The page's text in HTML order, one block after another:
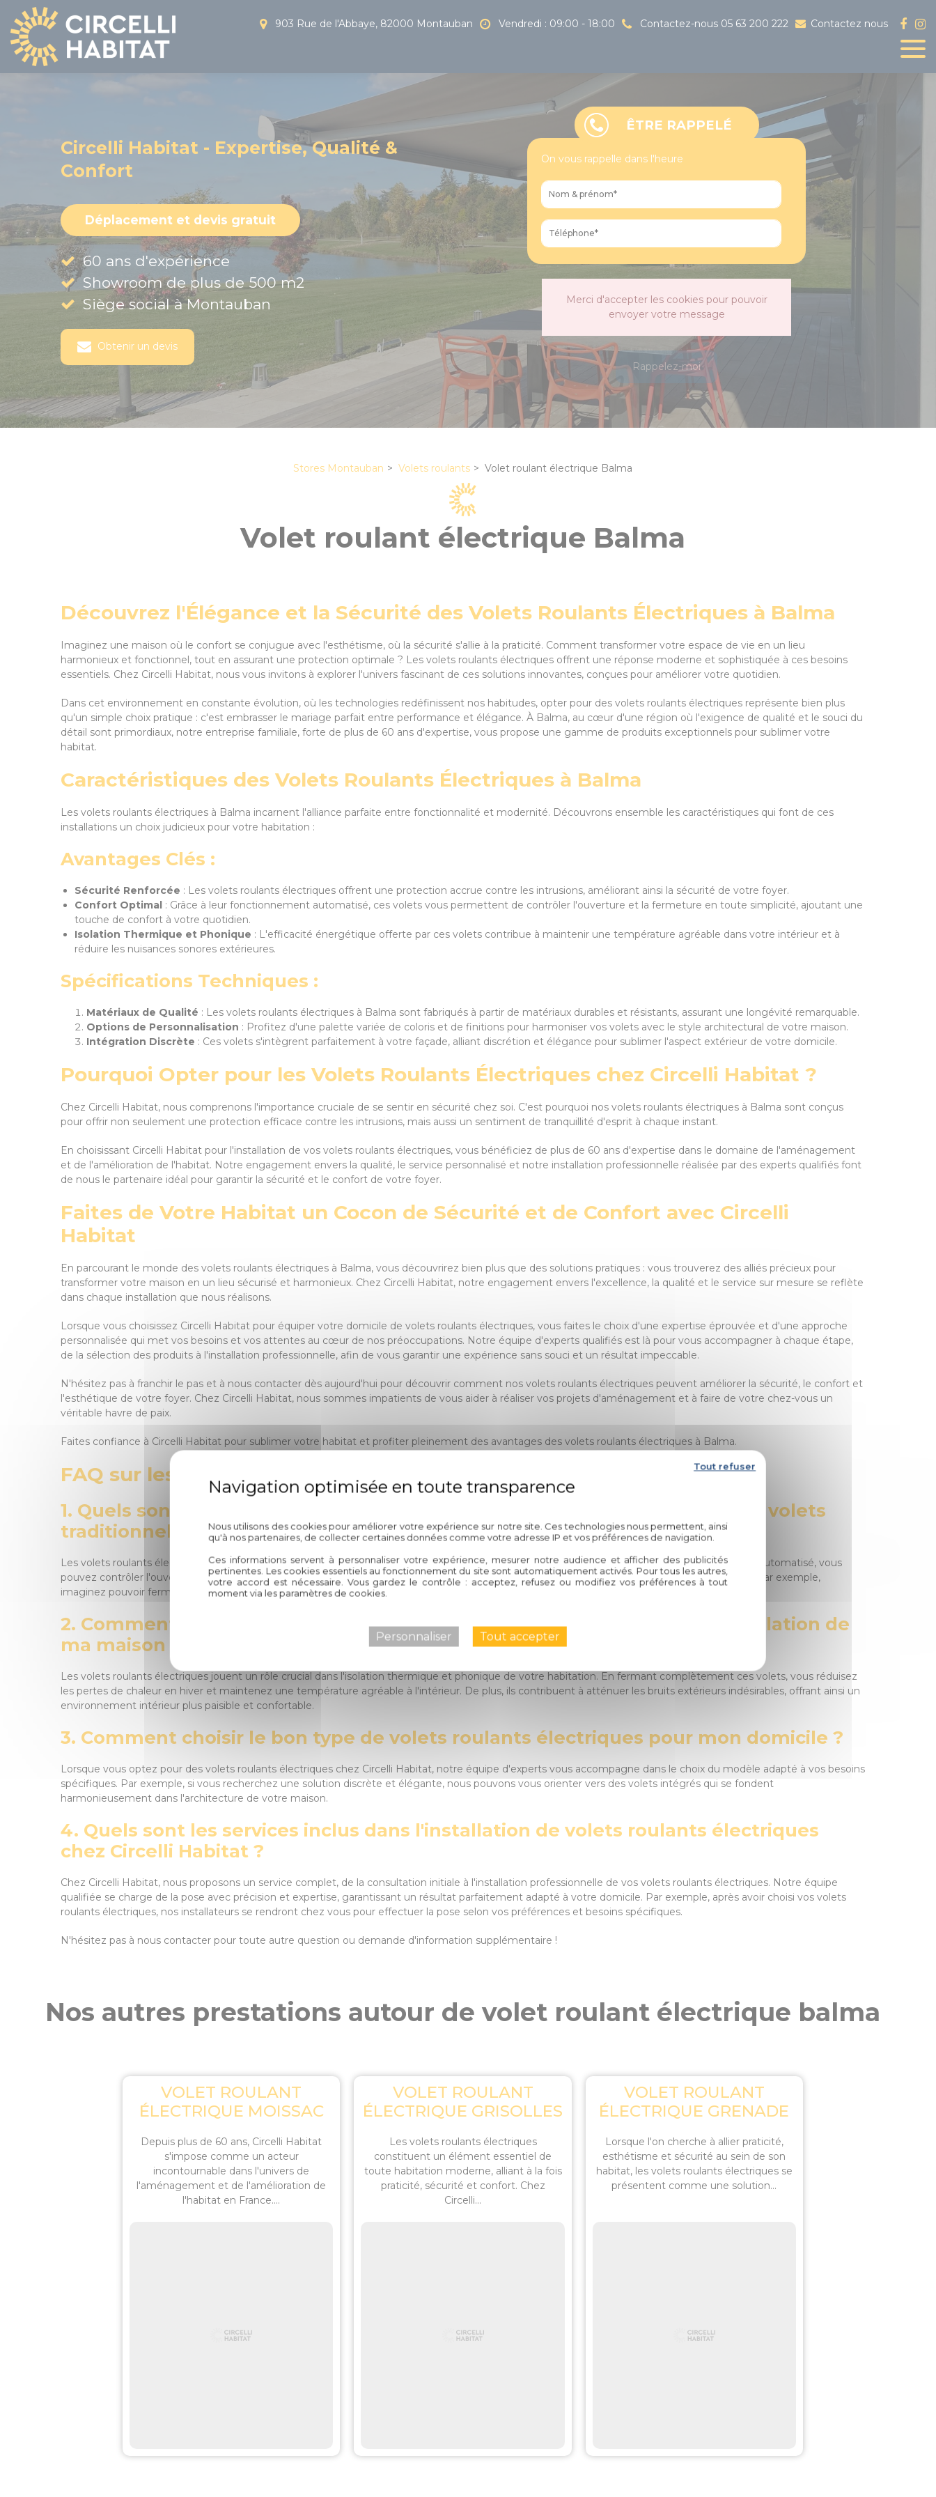
903 Rue de l'Abbaye, 82000 Montauban Vendredi : 09:00 - 18:00 Contactez-nous 05 63 200 222 Contactez nous
Circelli Habitat - Expertise, Qualité &
Confort
Déplacement et devis gratuit
60 ans d'expérience
Showroom de plus de 500 m2
Siège social à Montauban
Obtenir un devis
ÊTRE RAPPELÉ
On vous rappelle dans l'heure
Merci d'accepter les cookies pour pouvoir
envoyer votre message
Rappelez-moi
Stores Montauban Volets roulants Volet roulant électrique Balma
Volet roulant électrique Balma
Découvrez l'Élégance et la Sécurité des Volets Roulants Électriques à Balma
Imaginez une maison où le confort se conjugue avec l'esthétisme, où la sécurité s'allie à la praticité. Comment transformer votre espace de vie en un lieu
harmonieux et fonctionnel, tout en assurant une protection optimale ? Les volets roulants électriques offrent une réponse moderne et sophistiquée à ces besoins
essentiels. Chez Circelli Habitat, nous vous invitons à explorer l'univers fascinant de ces solutions innovantes, conçues pour améliorer votre quotidien.
Dans cet environnement en constante évolution, où les technologies redéfinissent nos habitudes, opter pour des volets roulants électriques représente bien plus
qu'un simple choix pratique : c'est embrasser le mariage parfait entre performance et élégance. À Balma, au cœur d'une région où l'exigence de qualité et le souci du
détail sont primordiaux, notre entreprise familiale, forte de plus de 60 ans d'expertise, vous propose une gamme de produits exceptionnels pour sublimer votre
habitat.
Caractéristiques des Volets Roulants Électriques à Balma
Les volets roulants électriques à Balma incarnent l'alliance parfaite entre fonctionnalité et modernité. Découvrons ensemble les caractéristiques qui font de ces
installations un choix judicieux pour votre habitation :
Avantages Clés :
Sécurité Renforcée : Les volets roulants électriques offrent une protection accrue contre les intrusions, améliorant ainsi la sécurité de votre foyer.
Confort Optimal : Grâce à leur fonctionnement automatisé, ces volets vous permettent de contrôler l'ouverture et la fermeture en toute simplicité, ajoutant une
touche de confort à votre quotidien.
Isolation Thermique et Phonique : L'efficacité énergétique offerte par ces volets contribue à maintenir une température agréable dans votre intérieur et à
réduire les nuisances sonores extérieures.
Spécifications Techniques :
Matériaux de Qualité : Les volets roulants électriques à Balma sont fabriqués à partir de matériaux durables et résistants, assurant une longévité remarquable.
Options de Personnalisation : Profitez d'une palette variée de coloris et de finitions pour harmoniser vos volets avec le style architectural de votre maison.
Intégration Discrète : Ces volets s'intègrent parfaitement à votre façade, alliant discrétion et élégance pour sublimer l'aspect extérieur de votre domicile.
Pourquoi Opter pour les Volets Roulants Électriques chez Circelli Habitat ?
Chez Circelli Habitat, nous comprenons l'importance cruciale de se sentir en sécurité chez soi. C'est pourquoi nos volets roulants électriques à Balma sont conçus
pour offrir non seulement une protection efficace contre les intrusions, mais aussi un sentiment de tranquillité d'esprit à chaque instant.
En choisissant Circelli Habitat pour l'installation de vos volets roulants électriques, vous bénéficiez de plus de 60 ans d'expertise dans le domaine de l'aménagement
et de l'amélioration de l'habitat. Notre engagement envers la qualité, le service personnalisé et notre installation professionnelle réalisée par des experts qualifiés font
de nous le partenaire idéal pour garantir la sécurité et le confort de votre foyer.
Faites de Votre Habitat un Cocon de Sécurité et de Confort avec Circelli
Habitat
En parcourant le monde des volets roulants électriques à Balma, vous découvrirez bien plus que des solutions pratiques : vous trouverez des alliés précieux pour
transformer votre maison en un lieu sécurisé et harmonieux. Chez Circelli Habitat, notre engagement envers l'excellence, la qualité et le service sur mesure se reflète
dans chaque installation que nous réalisons.
Lorsque vous choisissez Circelli Habitat pour équiper votre domicile de volets roulants électriques, vous faites le choix d'une expertise éprouvée et d'une approche
personnalisée qui met vos besoins et vos attentes au cœur de nos préoccupations. Notre équipe d'experts qualifiés est là pour vous accompagner à chaque étape,
de la sélection des produits à l'installation professionnelle, afin de vous garantir une expérience sans souci et un résultat impeccable.
N'hésitez pas à franchir le pas et à nous contacter dès aujourd'hui pour découvrir comment nos volets roulants électriques peuvent améliorer la sécurité, le confort et
l'esthétique de votre foyer. Chez Circelli Habitat, nous sommes impatients de vous aider à réaliser vos projets d'aménagement et à faire de votre chez-vous un
véritable havre de paix.
Faites confiance à Circelli Habitat pour sublimer votre habitat et profiter pleinement des avantages des volets roulants électriques à Balma.
FAQ sur les Volets Roulants Électriques chez Circelli Habitat
1. Quels sont les avantages des volets roulants électriques par rapport aux volets
traditionnels ?
Les volets roulants électriques offrent un confort et une praticité supplémentaires par rapport aux volets manuels. Grâce à leur fonctionnement automatisé, vous
pouvez contrôler l'ouverture et la fermeture de vos volets à distance, offrant ainsi une sécurité renforcée et un plus grand confort au quotidien. Par exemple,
imaginez pouvoir fermer tous les volets de votre maison d'un simple clic depuis votre smartphone, que vous soyez chez vous ou à l'extérieur.
2. Comment les volets roulants électriques contribuent-ils à améliorer l'isolation de
ma maison ?
Les volets roulants électriques jouent un rôle crucial dans l'isolation thermique et phonique de votre habitation. En fermant complètement ces volets, vous réduisez
les pertes de chaleur en hiver et maintenez une température agréable à l'intérieur. De plus, ils contribuent à atténuer les bruits extérieurs indésirables, offrant ainsi un
environnement intérieur plus paisible et confortable.
3. Comment choisir le bon type de volets roulants électriques pour mon domicile ?
Lorsque vous optez pour des volets roulants électriques chez Circelli Habitat, notre équipe d'experts vous accompagne dans le choix du modèle adapté à vos besoins
spécifiques. Par exemple, si vous recherchez une solution discrète et élégante, nous pouvons vous orienter vers des volets intégrés qui se fondent
harmonieusement dans l'architecture de votre maison.
4. Quels sont les services inclus dans l'installation de volets roulants électriques
chez Circelli Habitat ?
Chez Circelli Habitat, nous proposons un service complet, de la consultation initiale à l'installation professionnelle de vos volets roulants électriques. Notre équipe
qualifiée se charge de la pose avec précision et expertise, garantissant un résultat parfaitement adapté à votre domicile. Par exemple, après avoir choisi vos volets
roulants électriques, nos installateurs se rendront chez vous pour effectuer la pose selon vos préférences et besoins spécifiques.
N'hésitez pas à nous contacter pour toute autre question ou demande d'information supplémentaire !
Nos autres prestations autour de volet roulant électrique balma
VOLET ROULANT
ÉLECTRIQUE MOISSAC
Depuis plus de 60 ans, Circelli Habitat
s'impose comme un acteur
incontournable dans l'univers de
l'aménagement et de l'amélioration de
l'habitat en France....
VOLET ROULANT
ÉLECTRIQUE GRISOLLES
Les volets roulants électriques
constituent un élément essentiel de
toute habitation moderne, alliant à la fois
praticité, sécurité et confort. Chez
Circelli...
VOLET ROULANT
ÉLECTRIQUE GRENADE
Lorsque l'on cherche à allier praticité,
esthétisme et sécurité au sein de son
habitat, les volets roulants électriques se
présentent comme une solution...
Panneau de gestion des cookies
Nous utilisons des cookies pour améliorer votre expérience sur notre site. Ces technologies nous permettent, ainsi
qu'à nos partenaires, de collecter certaines données comme votre adresse IP et vos préférences de navigation.
Ces informations servent à personnaliser votre expérience, mesurer notre audience et afficher des publicités
pertinentes. Les cookies essentiels au fonctionnement du site sont automatiquement activés. Pour tous les autres,
votre accord est nécessaire. Vous gardez le contrôle : acceptez, refusez ou modifiez vos préférences à tout
moment via les paramètres de cookies.
Tout accepter
Tout refuser
Personnaliser